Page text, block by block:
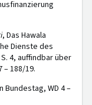
, Das Hawala
Dienste des
4, auffindbar über
188/19.
WD 4 –